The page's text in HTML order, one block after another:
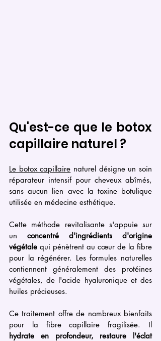
Qu'est-ce que le botox
capillaire naturel ?
Le botox capillaire naturel désigne un soin
réparateur intensif pour cheveux abîmés,
sans aucun lien avec la toxine botulique
utilisée en médecine esthétique.
Cette méthode revitalisante s'appuie sur
un concentré d'ingrédients d'origine
végétale qui pénètrent au cœur de la fibre
pour la régénérer. Les formules naturelles
contiennent généralement des protéines
végétales, de l'acide hyaluronique et des
huiles précieuses.
Ce traitement offre de nombreux bienfaits
hydrate en profondeur, restaure l'éclat